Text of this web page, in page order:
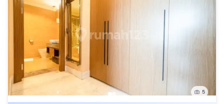
5